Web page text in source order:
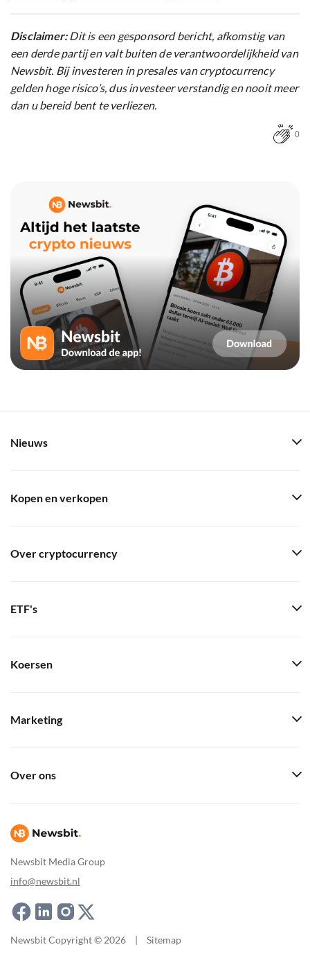
Disclaimer:Dit is een gesponsord bericht, afkomstig van
een derde partij en valt buiten de verantwoordelijkheid van
Newsbit. Bij investeren in presales van cryptocurrency
gelden hoge risico’s, dus investeer verstandig en nooit meer
dan u bereid bent te verliezen.
0
Newsbit Media Group
info@newsbit.nl
Nieuws
Kopen en verkopen
Over cryptocurrency
ETF's
Koersen
Marketing
Over ons
Newsbit Copyright © 2026 | Sitemap